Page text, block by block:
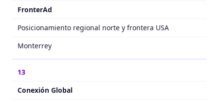
FronterAd
Posicionamiento regional norte y frontera USA
Monterrey
13
Conexión Global